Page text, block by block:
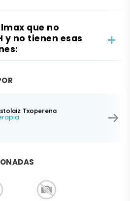
que no
y no tienen esas
Txoperena